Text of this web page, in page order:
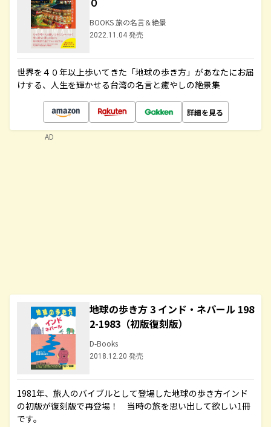
BOOKS 旅の名言＆絶景
2022.11.04 発売
世界を４０年以上歩いてきた「地球の歩き方」があなたにお届
けする、人生を輝かせる台湾の名言と癒やしの絶景集
詳細を見る
地球の歩き方 3 インド・ネパール 198
2-1983（初版復刻版）
D-Books
2018.12.20 発売
1981年、旅人のバイブルとして登場した地球の歩き方インド
の初版が復刻版で再登場！ 当時の旅を思い出して欲しい1冊
です。
AD